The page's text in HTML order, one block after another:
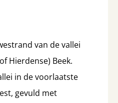
van de vallei
Hierdense) Beek.
in de voorlaatste
gevuld met